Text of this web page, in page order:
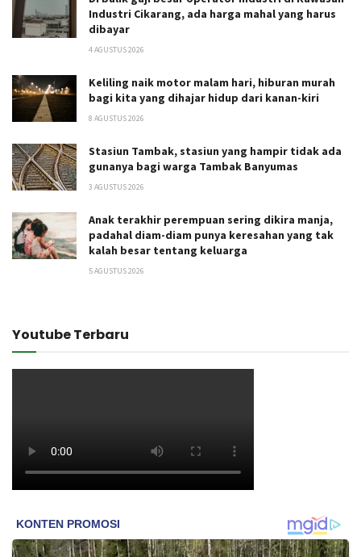
Industri Cikarang, ada harga mahal yang harus
dibayar
4 AGUSTUS 2026
Keliling naik motor malam hari, hiburan murah
bagi kita yang dihajar hidup dari kanan-kiri
8 AGUSTUS 2026
Stasiun Tambak, stasiun yang hampir tidak ada
gunanya bagi warga Tambak Banyumas
3 AGUSTUS 2026
Anak terakhir perempuan sering dikira manja,
padahal diam-diam punya keresahan yang tak
kalah besar tentang keluarga
5 AGUSTUS 2026
Youtube Terbaru